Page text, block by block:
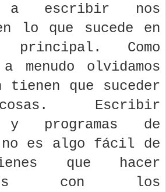
a escribir nos
lo que sucede en
Como
menudo olvidamos
tienen que suceder
Escribir
programas de
es algo fácil de
que hacer
con los